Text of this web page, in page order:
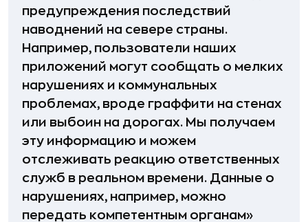
предупреждения последствий
наводнений на севере страны.
Например, пользователи наших
приложений могут сообщать о мелких
нарушениях и коммунальных
проблемах, вроде граффити на стенах
или выбоин на дорогах. Мы получаем
эту информацию и можем
отслеживать реакцию ответственных
служб в реальном времени. Данные о
нарушениях, например, можно
передать компетентным органам»